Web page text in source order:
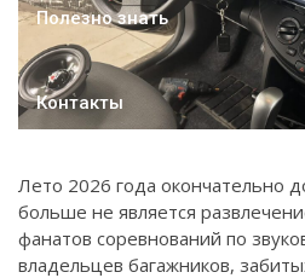
Полезно знать
Контакты
Лето 2026 года окончательно
больше не является
фанатов соревнований по
владельцев багажников,